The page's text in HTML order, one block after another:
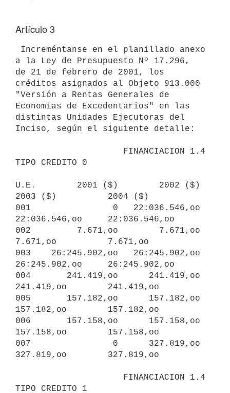
Artículo 3
a la Ley de Presupuesto Nº 17.296,
de 21 de febrero de 2001, los
créditos asignados al Objeto 913.000
"Versión a Rentas Generales de
Economías de Excedentarios" en las
distintas Unidades Ejecutoras del
Inciso, según el siguiente detalle:
TIPO CREDITO 0
U.E.        2001 ($)        2002 ($)
2003 ($)          2004 ($)
001                0   22:036.546,oo
22:036.546,oo     22:036.546,oo
002         7.671,oo        7.671,oo
7.671,oo          7.671,oo
003    26:245.902,oo   26:245.902,oo
26:245.902,oo     26:245.902,oo
004       241.419,oo      241.419,oo
241.419,oo        241.419,oo
005       157.182,oo      157.182,oo
157.182,oo        157.182,oo
006       157.158,oo      157.158,oo
157.158,oo        157.158,oo
007                0      327.819,oo
327.819,oo        327.819,oo
TIPO CREDITO 1